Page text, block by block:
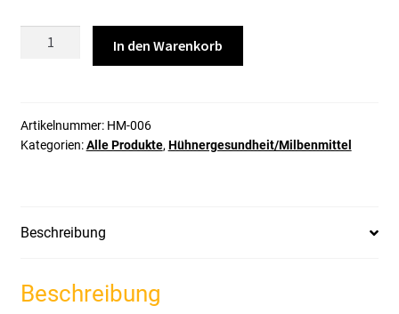
Privet
In den Warenkorb
Artikelnummer: HM-006
Kategorien:Alle Produkte,Hühnergesundheit/Milbenmittel
Beschreibung
Beschreibung